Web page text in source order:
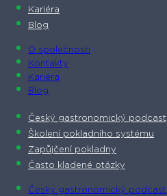
Kariéra
Blog
O společnosti​
Kontakty
Kariéra
Blog
Český gastronomický podcast​
Školení pokladního systému
Zapůjčení pokladny
Často kladené otázky
Český gastronomický podcast​